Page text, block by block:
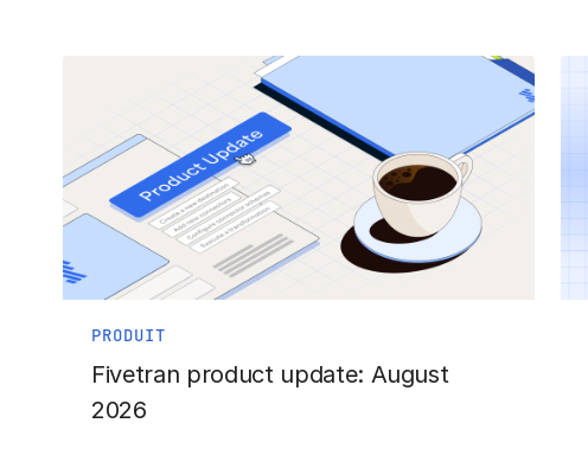
PRODUIT
Fivetran product update: August
2026